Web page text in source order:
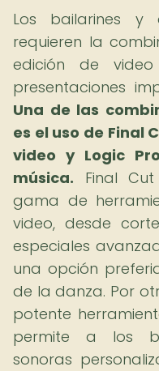
Los bailarines y
requieren la
edición de
presentaciones
Una de las
es el uso de Final
video y Logic
música. Final
gama de
video, desde
especiales
una opción
de la danza. Por
potente
permite a los
sonoras